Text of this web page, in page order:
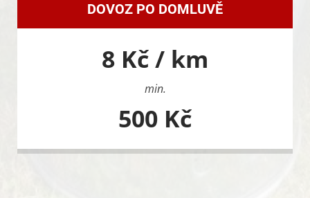
DOVOZ PO DOMLUVĚ
8 Kč / km
min.
500 Kč